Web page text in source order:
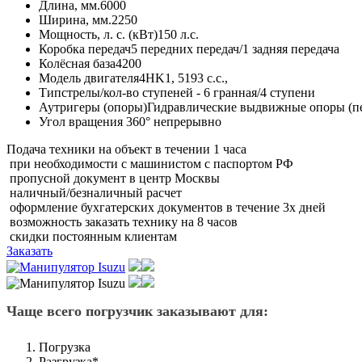
Длина, мм.6000
Ширина, мм.2250
Мощность, л. с. (кВт)150 л.с.
Коробка передач5 передних передач/1 задняя передача
Колёсная база4200
Модель двигателя4HK1, 5193 c.c.,
Типстрелы/кол-во ступеней - 6 гранная/4 ступени
Аутригеры (опоры)Гидравлические выдвижные опоры
Угол вращения 360° непрерывно
Подача техники на объект в течении 1 часа
при необходимости с машинистом с паспортом РФ
пропусной документ в центр Москвы
наличный/безналичный расчет
оформление бухгатерских документов в течение 3х дней
возможность заказать технику на 8 часов
скидки постоянным клиентам
Заказать
Чаще всего погрузчик заказывают для:
Погрузка